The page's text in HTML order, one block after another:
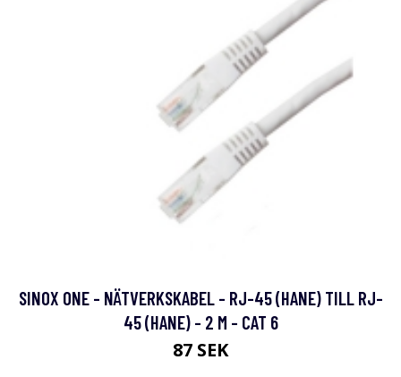
SINOX ONE - NÄTVERKSKABEL - RJ-45 (HANE) TILL RJ-
45 (HANE) - 2 M - CAT 6
87 SEK